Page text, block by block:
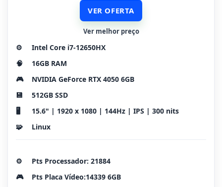
VER OFERTA
Ver melhor preço
⚙️
Intel Core i7-12650HX
🧠
16GB RAM
🎮
NVIDIA GeForce RTX 4050 6GB
💾
512GB SSD
🖥️
15.6" | 1920 x 1080 | 144Hz | IPS | 300 nits
🧩
Linux
⚙️
Pts Processador: 21884
🎮
Pts Placa Vídeo:14339 6GB